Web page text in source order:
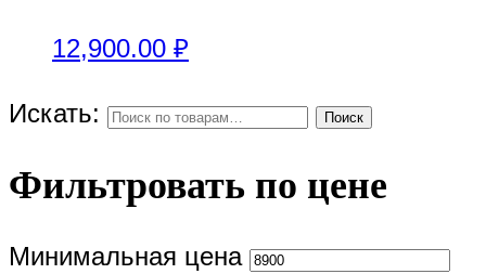
12,900.00 ₽
Искать: Поиск
Фильтровать по цене
Минимальная цена